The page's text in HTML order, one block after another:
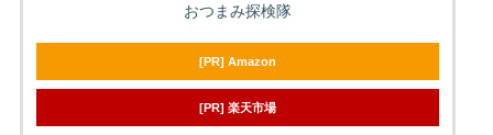
おつまみ探検隊
[PR] Amazon
[PR] 楽天市場